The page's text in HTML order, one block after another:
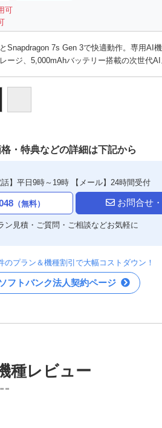
可
Snapdragon 7s Gen 3で快適動作。専用AI
ージ、5,000mAhバッテリー搭載の次世代AI
・特典などの詳細は下記から
話】平日9時～19時 【メール】24時間受付
（無料） お問合せ
ン見積・ご質問・ご相談などお気軽に
のプラン＆機種割引で大幅コストダウン！
ソフトバンク法人契約ページ
種レビュー